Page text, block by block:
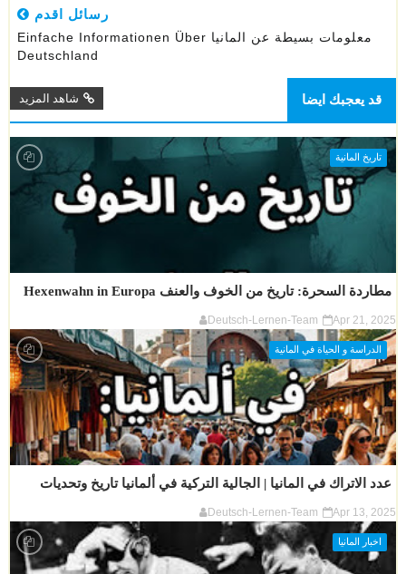
رسائل اقدم
معلومات بسيطة عن المانيا Einfache Informationen Über
Deutschland
قد يعجبك ايضا شاهد المزيد
تاريخ المانية
مطاردة السحرة: تاريخ من الخوف والعنف Hexenwahn in Europa
Deutsch-Lernen-Team Apr 21, 2025
الدراسة و الحياة في المانية
عدد الاتراك في المانيا | الجالية التركية في ألمانيا تاريخ وتحديات
Deutsch-Lernen-Team Apr 13, 2025
اخبار المانيا